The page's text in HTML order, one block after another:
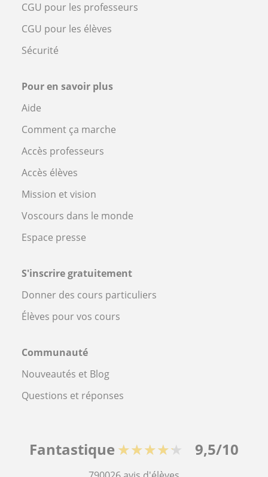
CGU pour les professeurs
CGU pour les élèves
Sécurité
Pour en savoir plus
Aide
Comment ça marche
Accès professeurs
Accès élèves
Mission et vision
Voscours dans le monde
Espace presse
S'inscrire gratuitement
Donner des cours particuliers
Élèves pour vos cours
Communauté
Nouveautés et Blog
Questions et réponses
Fantastique ★★★★★ 9,5/10